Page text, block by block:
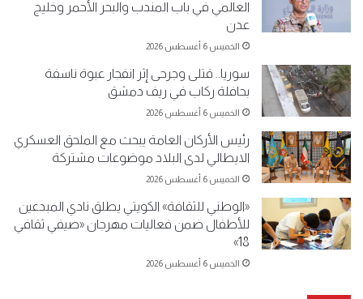
العالمي في باب المندب والبحر الأحمر وخليج
عدن
الخميس 6 أغسطس 2026
سوريا.. قتلى وجرحى إثر انفجار عبوة ناسفة
بحافلة ركاب في ريف دمشق
الخميس 6 أغسطس 2026
رئيس الأركان العامة يبحث مع الملحق العسكري
الايطالي لدى البلاد موضوعات مشتركة
الخميس 6 أغسطس 2026
«الوطني للثقافة» الكويتي يطلق نادي المبدعين
للأطفال ضمن فعاليات مهرجان «صيفي ثقافي
18»
الخميس 6 أغسطس 2026